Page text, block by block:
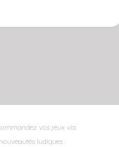
vos jeux via
ludiques :